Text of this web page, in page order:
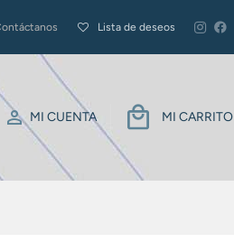
Lista de deseos
MI CUENTA MI CARRITO